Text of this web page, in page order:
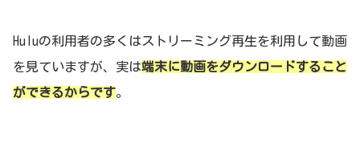
Huluの利用者の多くはストリーミング再生を利用して動画
を見ていますが、実は端末に動画をダウンロードすること
ができるからです。